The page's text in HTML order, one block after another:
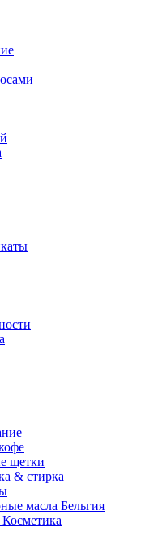
щетки
& стирка
масла Бельгия